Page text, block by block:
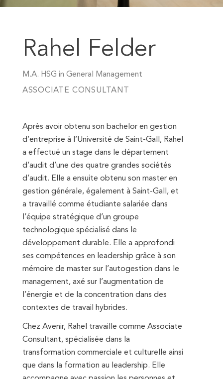
Rahel Felder
M.A. HSG in General Management
ASSOCIATE CONSULTANT
Après avoir obtenu son bachelor en gestion
d’entreprise à l’Université de Saint-Gall, Rahel
a effectué un stage dans le département
d’audit d’une des quatre grandes sociétés
d’audit. Elle a ensuite obtenu son master en
gestion générale, également à Saint-Gall, et
a travaillé comme étudiante salariée dans
l’équipe stratégique d’un groupe
technologique spécialisé dans le
développement durable. Elle a approfondi
ses compétences en leadership grâce à son
mémoire de master sur l’autogestion dans le
management, axé sur l’augmentation de
l’énergie et de la concentration dans des
contextes de travail hybrides.
Chez Avenir, Rahel travaille comme Associate
Consultant, spécialisée dans la
transformation commerciale et culturelle ainsi
que dans la formation au leadership. Elle